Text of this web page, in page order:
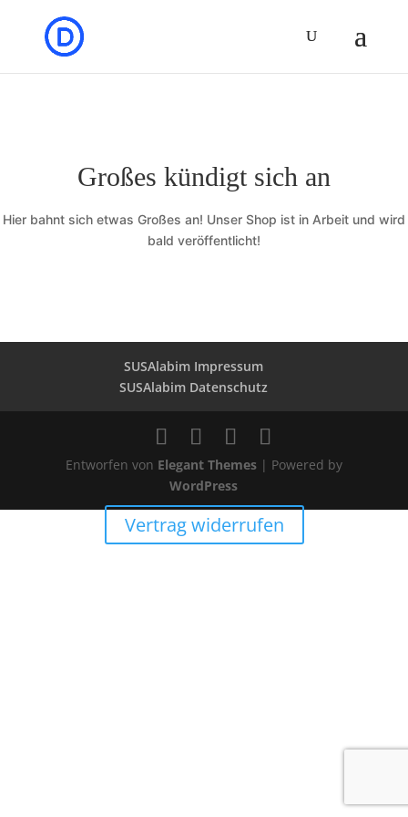
Großes kündigt sich an
Hier bahnt sich etwas Großes an! Unser Shop ist in Arbeit und wird
bald veröffentlicht!
SUSAlabim Impressum
SUSAlabim Datenschutz
Entworfen von Elegant Themes| Powered by
WordPress
Vertrag widerrufen